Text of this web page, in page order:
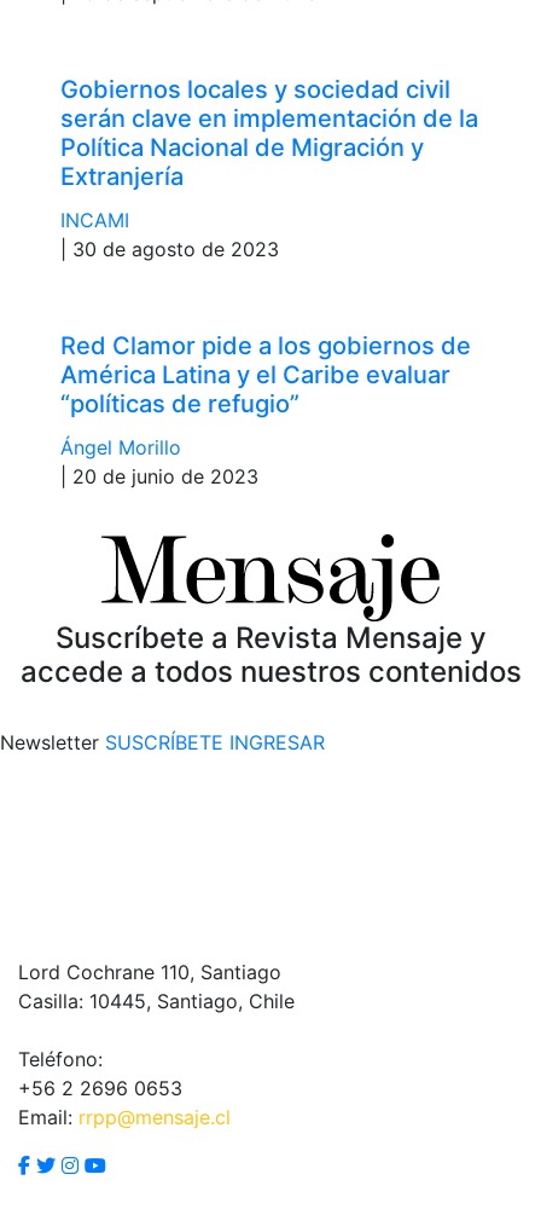
Gobiernos locales y sociedad civil
serán clave en implementación de la
Política Nacional de Migración y
Extranjería
INCAMI
| 30 de agosto de 2023
Red Clamor pide a los gobiernos de
América Latina y el Caribe evaluar
“políticas de refugio”
Ángel Morillo
| 20 de junio de 2023
Suscríbete a Revista Mensaje y
accede a todos nuestros contenidos
Newsletter SUSCRÍBETE INGRESAR
Lord Cochrane 110, Santiago
Casilla: 10445, Santiago, Chile
Teléfono:
+56 2 2696 0653
Email: rrpp@mensaje.cl